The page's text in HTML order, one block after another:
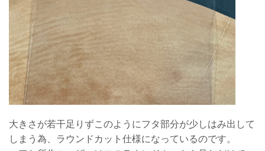
大きさが若干足りずこのようにフタ部分が少しはみ出して
しまう為、ラウンドカット仕様になっているのです。